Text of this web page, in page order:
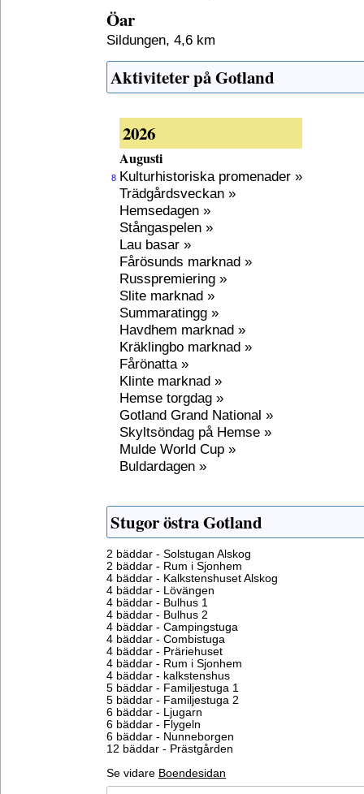
Öar
Sildungen, 4,6 km
Aktiviteter på Gotland
2026
Augusti
8 Kulturhistoriska promenader »
Trädgårdsveckan »
Hemsedagen »
Stångaspelen »
Lau basar »
Fårösunds marknad »
Russpremiering »
Slite marknad »
Summaratingg »
Havdhem marknad »
Kräklingbo marknad »
Fårönatta »
Klinte marknad »
Hemse torgdag »
Gotland Grand National »
Skyltsöndag på Hemse »
Mulde World Cup »
Buldardagen »
Stugor östra Gotland
2 bäddar - Solstugan Alskog
2 bäddar - Rum i Sjonhem
4 bäddar - Kalkstenshuset Alskog
4 bäddar - Lövängen
4 bäddar - Bulhus 1
4 bäddar - Bulhus 2
4 bäddar - Campingstuga
4 bäddar - Combistuga
4 bäddar - Präriehuset
4 bäddar - Rum i Sjonhem
4 bäddar - kalkstenshus
5 bäddar - Familjestuga 1
5 bäddar - Familjestuga 2
6 bäddar - Ljugarn
6 bäddar - Flygeln
6 bäddar - Nunneborgen
12 bäddar - Prästgården
Se vidare Boendesidan